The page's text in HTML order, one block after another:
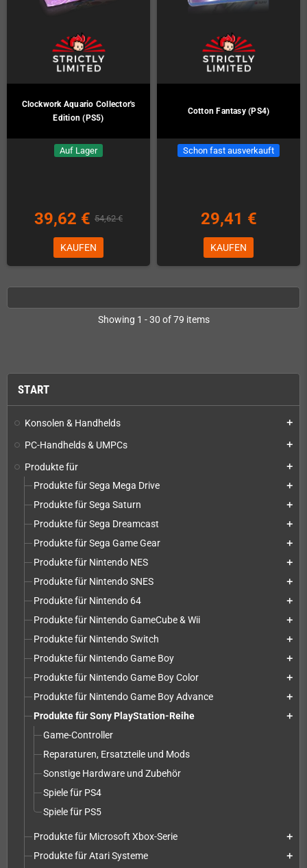
START
Konsolen & Handhelds add
PC-Handhelds & UMPCs add
Produkte für add
Produkte für Sega Mega Drive add
Produkte für Sega Saturn add
Produkte für Sega Dreamcast add
Produkte für Sega Game Gear add
Produkte für Nintendo NES add
Produkte für Nintendo SNES add
Produkte für Nintendo 64 add
Produkte für Nintendo GameCube & Wii add
Produkte für Nintendo Switch add
Produkte für Nintendo Game Boy add
Produkte für Nintendo Game Boy Color add
Produkte für Nintendo Game Boy Advance add
Produkte für Sony PlayStation-Reihe add
Game-Controller
Reparaturen, Ersatzteile und Mods
Sonstige Hardware und Zubehör
Spiele für PS4
Spiele für PS5
Produkte für Microsoft Xbox-Serie add
Produkte für Atari Systeme add
Clockwork Aquario Collector's
Edition (PS5)
Auf Lager
39,62 € 54,62 €
KAUFEN
Cotton Fantasy (PS4)
Schon fast ausverkauft
29,41 €
KAUFEN
Showing 1 - 30 of 79 items